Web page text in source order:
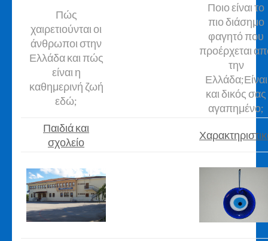
Πώς
χαιρετιούνται οι
άνθρωποι στην
Ελλάδα και πώς
είναι η
καθημερινή ζωή
εδώ;
Ποιο είναι το
πιο διάσημο
φαγητό που
προέρχεται
την
Ελλάδα;Είναι
και δικός σας
αγαπημένο;
Παιδιά και
σχολείο